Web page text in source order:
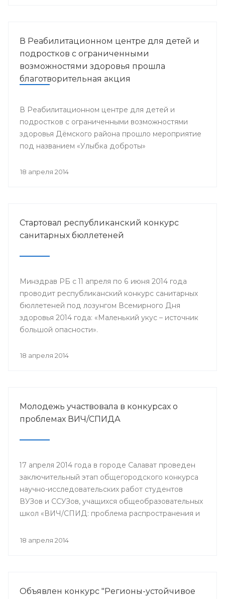
В Реабилитационном центре для детей и
подростков с ограниченными
возможностями здоровья прошла
благотворительная акция
В Реабилитационном центре для детей и
подростков с ограниченными возможностями
здоровья Дёмского района прошло мероприятие
под названием «Улыбка доброты»
18 апреля 2014
Стартовал республиканский конкурс
санитарных бюллетеней
Минздрав РБ с 11 апреля по 6 июня 2014 года
проводит республиканский конкурс санитарных
бюллетеней под лозунгом Всемирного Дня
здоровья 2014 года: «Маленький укус – источник
большой опасности».
18 апреля 2014
Молодежь участвовала в конкурсах о
проблемах ВИЧ/СПИДА
17 апреля 2014 года в городе Салават проведен
заключительный этап общегородского конкурса
научно-исследовательских работ студентов
ВУЗов и ССУЗов, учащихся общеобразовательных
школ «ВИЧ/СПИД: проблема распространения и
18 апреля 2014
Объявлен конкурс "Регионы-устойчивое